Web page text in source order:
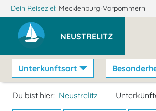
Dein Reiseziel: Mecklenburg-Vorpommern
NEUSTRELITZ
Unterkunftsart
Du bist hier: Neustrelitz